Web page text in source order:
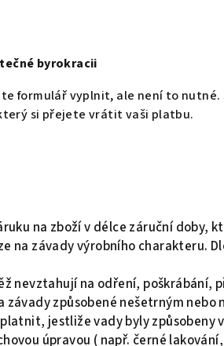
byrokracii
formulář vyplnit, ale není to
si přejete vrátit vaši platbu.
na zboží v délce záruční doby,
na závady výrobního charakteru.
nevztahují na odření,
závady způsobené nešetrným
jestliže vady byly
úpravou ( např. černé